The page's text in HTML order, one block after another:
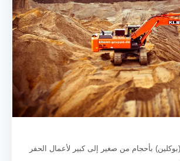
بأحجام من صغير إلى كبير لأعمال الحفر